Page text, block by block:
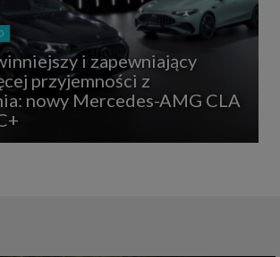
i zapewniający
przyjemności z
nowy Mercedes-AMG CLA